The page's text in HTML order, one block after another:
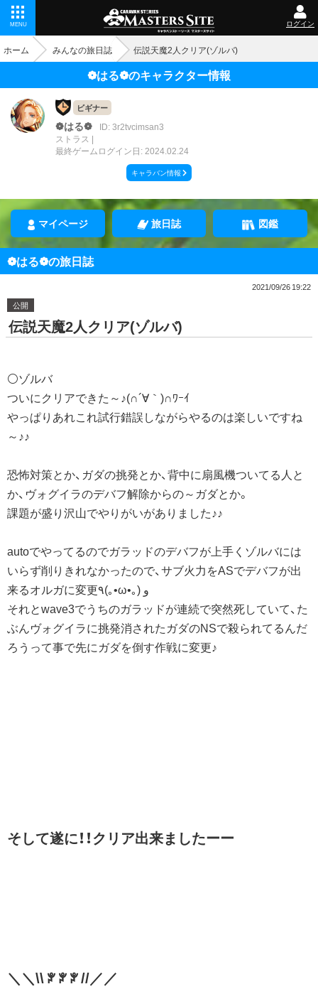
MENU ログイン
ホーム みんなの旅日誌 伝説天魔2人クリア(ゾルバ)
❁はる❁のキャラクター情報
ビギナー
❁はる❁
ID: 3r2tvcimsan3
ストラス
最終ゲームログイン日: 2024.02.24
キャラバン情報
マイページ 旅日誌 図鑑
❁はる❁の旅日誌
2021/09/26 19:22
公開
伝説天魔2人クリア(ゾルバ)
⚪ゾルバ
ついにクリアできた～♪(∩´∀｀)∩ﾜｰｲ
やっぱりあれこれ試行錯誤しながらやるのは楽しいですね
～♪♪
恐怖対策とか、ガダの挑発とか、背中に扇風機ついてる人と
か、ヴォグイラのデバフ解除からの～ガダとか。
課題が盛り沢山でやりがいがありました♪♪
autoでやってるのでガラッドのデバフが上手くゾルバには
いらず削りきれなかったので、サブ火力をASでデバフが出
来るオルガに変更٩(｡•ω•｡) و
それとwave3でうちのガラッドが連続で突然死していて、た
ぶんヴォグイラに挑発消されたガダのNSで殺られてるんだ
ろうって事で先にガダを倒す作戦に変更♪
そして遂に！！クリア出来ましたーー
＼＼\\ ꐕ ꐕ ꐕ //／／